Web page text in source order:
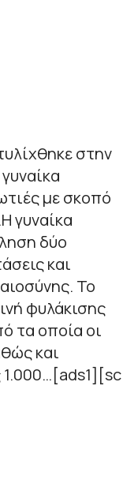
στην
με σκοπό
γυναίκα
δύο
και
Το
φυλάκισης
τα οποία οι
και
1.000…[ads1][sc